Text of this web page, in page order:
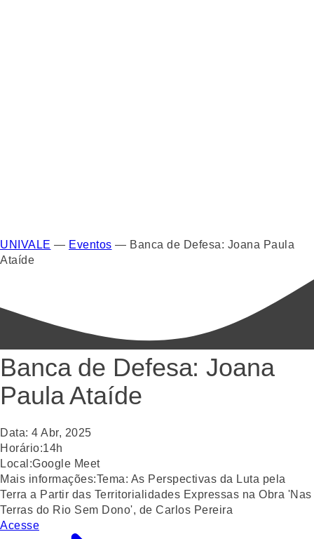
UNIVALE — Eventos — Banca de Defesa: Joana Paula
Ataíde
Banca de Defesa: Joana
Paula Ataíde
Data: 4 Abr, 2025
Horário:14h
Local:Google Meet
Mais informações:Tema: As Perspectivas da Luta pela
Terra a Partir das Territorialidades Expressas na Obra 'Nas
Terras do Rio Sem Dono', de Carlos Pereira
Acesse